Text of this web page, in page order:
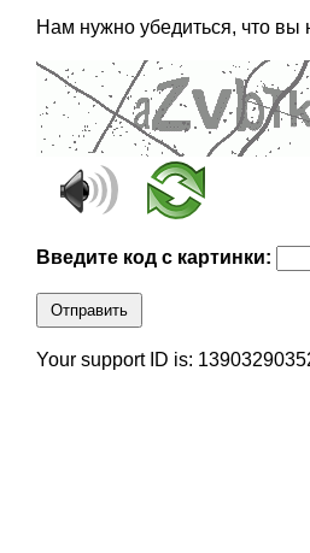
Нам нужно убедиться, что вы
Введите код с картинки:
Отправить
Your support ID is: